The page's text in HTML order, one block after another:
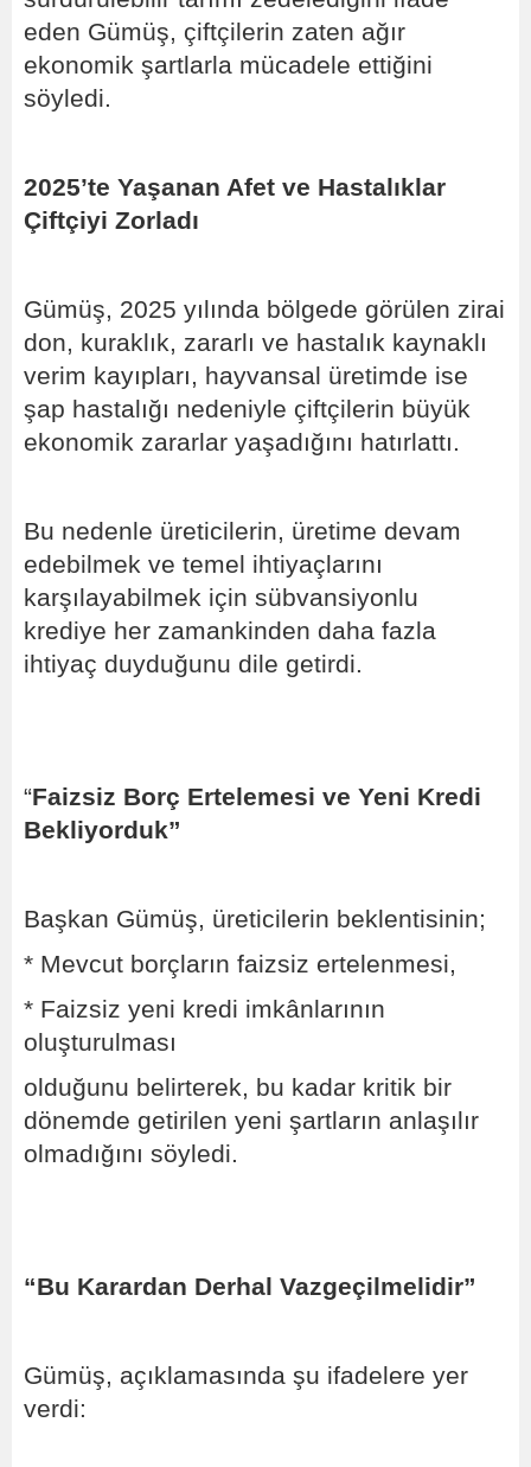
eden Gümüş, çiftçilerin zaten ağır
ekonomik şartlarla mücadele ettiğini
söyledi.
2025’te Yaşanan Afet ve Hastalıklar
Çiftçiyi Zorladı
Gümüş, 2025 yılında bölgede görülen zirai
don, kuraklık, zararlı ve hastalık kaynaklı
verim kayıpları, hayvansal üretimde ise
şap hastalığı nedeniyle çiftçilerin büyük
ekonomik zararlar yaşadığını hatırlattı.
Bu nedenle üreticilerin, üretime devam
edebilmek ve temel ihtiyaçlarını
karşılayabilmek için sübvansiyonlu
krediye her zamankinden daha fazla
ihtiyaç duyduğunu dile getirdi.
“Faizsiz Borç Ertelemesi ve Yeni Kredi
Bekliyorduk”
Başkan Gümüş, üreticilerin beklentisinin;
* Mevcut borçların faizsiz ertelenmesi,
* Faizsiz yeni kredi imkânlarının
oluşturulması
olduğunu belirterek, bu kadar kritik bir
dönemde getirilen yeni şartların anlaşılır
olmadığını söyledi.
“Bu Karardan Derhal Vazgeçilmelidir”
Gümüş, açıklamasında şu ifadelere yer
verdi: